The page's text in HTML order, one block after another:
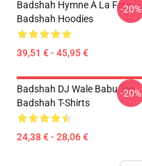
Badshah Hymne À La Fête
Badshah Hoodies
39,51 € - 45,95 €
-20%
Badshah DJ Wale Babu Tee
Badshah T-Shirts
24,38 € - 28,06 €
-20%